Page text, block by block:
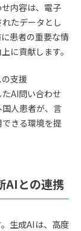
内容は、電子
たデータとし
患者の重要な情
に貢献します。
支援
AI問い合わせ
人患者が、言
きる環境を提
AIとの連携
生成AIは、高度